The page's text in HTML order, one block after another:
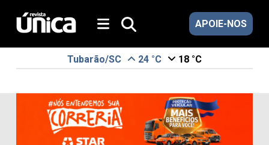
APOIE-NOS
Tubarão/SC 24 °C 18 °C